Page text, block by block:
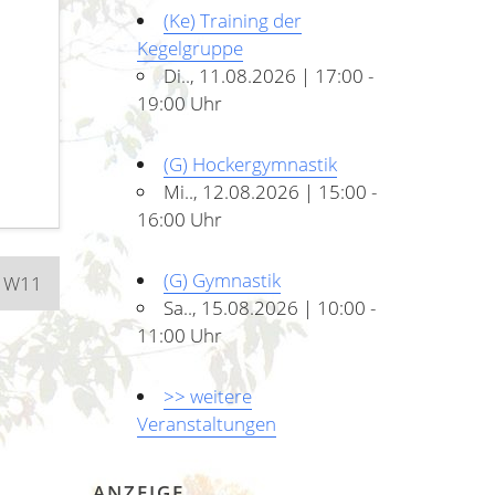
(Ke) Training der
Kegelgruppe
Di.., 11.08.2026 | 17:00 -
19:00 Uhr
(G) Hockergymnastik
Mi.., 12.08.2026 | 15:00 -
16:00 Uhr
(G) Gymnastik
Sa.., 15.08.2026 | 10:00 -
11:00 Uhr
>> weitere
Veranstaltungen